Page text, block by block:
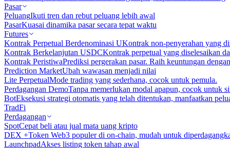
Pasar
PeluangIkuti tren dan rebut peluang lebih awal
PasarKuasai dinamika pasar secara tepat waktu
Futures
Kontrak Perpetual Berdenominasi UKontrak non-penyerahan yang
Kontrak Berkelanjutan USDCKontrak perpetual yang diselesaikan
Kontrak PeristiwaPrediksi pergerakan pasar. Raih keuntungan
Prediction MarketUbah wawasan menjadi nilai
Lite PerpetualMode trading yang sederhana, cocok untuk pemula.
Perdagangan DemoTanpa memerlukan modal apapun, cocok untuk
BotEksekusi strategi otomatis yang telah ditentukan, manfaatkan
TradFi
Perdagangan
SpotCepat beli atau jual mata uang kripto
DEX +Token Web3 populer di on-chain, mudah untuk
LaunchpadAkses listing token tahap awal